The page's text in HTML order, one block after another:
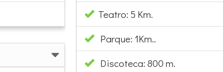
Teatro: 5 Km.
Parque: 1Km..
Discoteca: 800 m.